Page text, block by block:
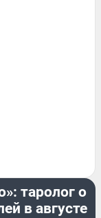
таролог о
в августе